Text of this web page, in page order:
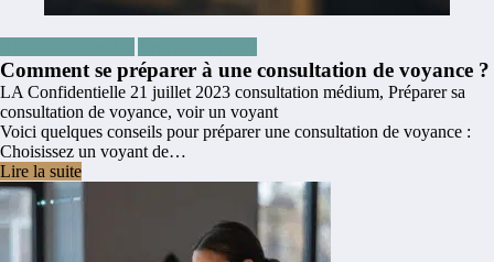
Comment se préparer à une consultation de voyance ?
LA Confidentielle 21 juillet 2023 consultation médium, Préparer sa
consultation de voyance, voir un voyant
Voici quelques conseils pour préparer une consultation de voyance :
Choisissez un voyant de…
Lire la suite